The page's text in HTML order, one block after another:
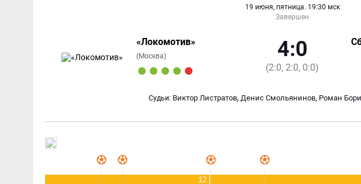
19 июня, пятница. 19:30 мск
Завершен
«Локомотив»
(Москва) 4:0
(2:0, 2:0, 0:0)
Судьи: Виктор Листратов, Денис Смольянинов, Роман
12